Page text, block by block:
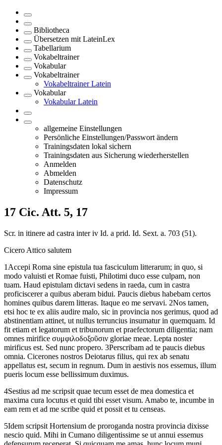
Bibliotheca
Übersetzen mit LateinLex
Tabellarium
Vokabeltrainer
Vokabular
Vokabeltrainer
Vokabeltrainer Latein
Vokabular
Vokabular Latein
allgemeine Einstellungen
Persönliche Einstellungen/Passwort ändern
Trainingsdaten lokal sichern
Trainingsdaten aus Sicherung wiederherstellen
Anmelden
Abmelden
Datenschutz
Impressum
17 Cic. Att. 5, 17
Scr. in itinere ad castra inter iv Id. a prid. Id. Sext. a. 703 (51).
Cicero Attico salutem
1 Accepi Roma sine epistula tua fasciculum litterarum; in quo, si
modo valuisti et Romae fuisti, Philotimi duco esse culpam, non
tuam. Haud epistulam dictavi sedens in raeda, cum in castra
proficiscerer a quibus aberam bidui. Paucis diebus habebam certos
homines quibus darem litteras. Itaque eo me servavi. 2Nos tamen,
etsi hoc te ex aliis audire malo, sic in provincia nos gerimus, quod ad
abstinentiam attinet, ut nullus terruncius insumatur in quemquam. Id
fit etiam et legatorum et tribunorum et praefectorum diligentia; nam
omnes mirifice συμφιλοδοξοῦσιν gloriae meae. Lepta noster
mirificus est. Sed nunc propero. 3Perscribam ad te paucis diebus
omnia. Cicerones nostros Deiotarus filius, qui rex ab senatu
appellatus est, secum in regnum. Dum in aestivis nos essemus, illum
pueris locum esse bellissimum duximus.
4Sestius ad me scripsit quae tecum esset de mea domestica et
maxima cura locutus et quid tibi esset visum. Amabo te, incumbe in
eam rem et ad me scribe quid et possit et tu censeas.
5Idem scripsit Hortensium de proroganda nostra provincia dixisse
nescio quid. Mihi in Cumano diligentissime se ut annui essemus